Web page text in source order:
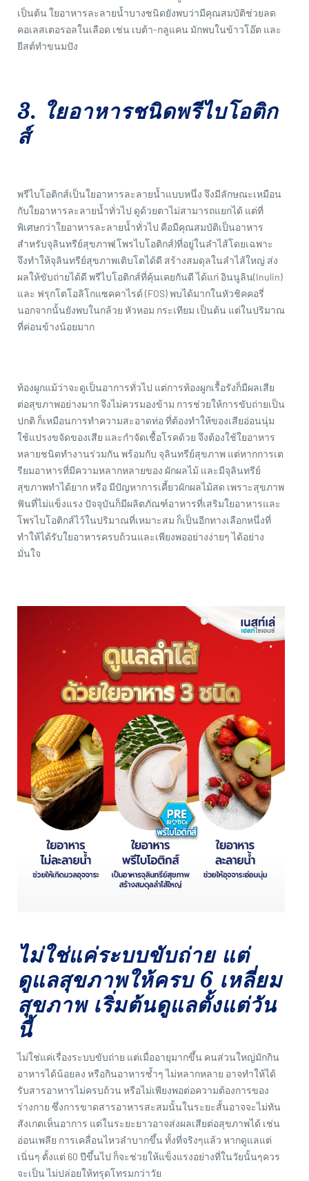
เป็นต้น ใยอาหารละลายน้ำบางชนิดยังพบว่ามีคุณสมบัติช่วยลด
คอเลสเตอรอลในเลือด เช่น เบต้า-กลูแคน มักพบในข้าวโอ๊ต และ
ยีสต์ทำขนมปัง
3. ใยอาหารชนิดพรีไบโอติก
ส์
พรีไบโอติกส์เป็นใยอาหารละลายน้ำแบบหนึ่ง จึงมีลักษณะเหมือน
กับใยอาหารละลายน้ำทั่วไป ดูด้วยตาไม่สามารถแยกได้ แต่ที่
พิเศษกว่าใยอาหารละลายน้ำทั่วไป คือมีคุณสมบัติเป็นอาหาร
สำหรับจุลินทรีย์สุขภาพ(โพรไบโอติกส์)ที่อยู่ในลำไส้โดยเฉพาะ
จึงทำให้จุลินทรีย์สุขภาพเติบโตได้ดี สร้างสมดุลในลำไส้ใหญ่ ส่ง
ผลให้ขับถ่ายได้ดี พรีไบโอติกส์ที่คุ้นเคยกันดี ได้แก่ อินนูลิน(Inulin)
และ ฟรุกโตโอลิโกแซคคาไรด์ (FOS) พบได้มากในหัวชิคคอรี่
นอกจากนั้นยังพบในกล้วย หัวหอม กระเทียม เป็นต้น แต่ในปริมาณ
ที่ค่อนข้างน้อยมาก
ท้องผูกแม้ว่าจะดูเป็นอาการทั่วไป แต่การท้องผูกเรื้อรังก็มีผลเสีย
ต่อสุขภาพอย่างมาก จึงไม่ควรมองข้าม การช่วยให้การขับถ่ายเป็น
ปกติ ก็เหมือนการทำความสะอาดท่อ ที่ต้องทำให้ของเสียอ่อนนุ่ม
ใช้แปรงขจัดของเสีย และกำจัดเชื้อโรคด้วย จึงต้องใช้ใยอาหาร
หลายชนิดทำงานร่วมกัน พร้อมกับ จุลินทรีย์สุขภาพ แต่หากการเต
รียมอาหารที่มีความหลากหลายของ ผักผลไม้ และมีจุลินทรีย์
สุขภาพทำได้ยาก หรือ มีปัญหาการเคี้ยวผักผลไม้สด เพราะสุขภาพ
ฟันที่ไม่แข็งแรง ปัจจุบันก็มีผลิตภัณฑ์อาหารที่เสริมใยอาหารและ
โพรไบโอติกส์ไว้ในปริมาณที่เหมาะสม ก็เป็นอีกทางเลือกหนึ่งที่
ทำให้ได้รับใยอาหารครบถ้วนและเพียงพออย่างง่ายๆ ได้อย่าง
มั่นใจ
ไม่ใช่แค่ระบบขับถ่าย แต่
ดูแลสุขภาพให้ครบ 6 เหลี่ยม
สุขภาพ เริ่มต้นดูแลตั้งแต่วัน
นี้
ไม่ใช่แค่เรื่องระบบขับถ่าย แต่เมื่ออายุมากขึ้น คนส่วนใหญ่มักกิน
อาหารได้น้อยลง หรือกินอาหารซ้ำๆ ไม่หลากหลาย อาจทำให้ได้
รับสารอาหารไม่ครบถ้วน หรือไม่เพียงพอต่อความต้องการของ
ร่างกาย ซึ่งการขาดสารอาหารสะสมนั้นในระยะสั้นอาจจะไม่ทัน
สังเกตเห็นอาการ แต่ในระยะยาวอาจส่งผลเสียต่อสุขภาพได้ เช่น
อ่อนเพลีย การเคลื่อนไหวลำบากขึ้น ทั้งที่จริงๆแล้ว หากดูแลแต่
เนิ่นๆ ตั้งแต่ 60 ปีขึ้นไป ก็จะช่วยให้แข็งแรงอย่างที่ในวัยนั้นๆควร
จะเป็น ไม่ปล่อยให้ทรุดโทรมกว่าวัย